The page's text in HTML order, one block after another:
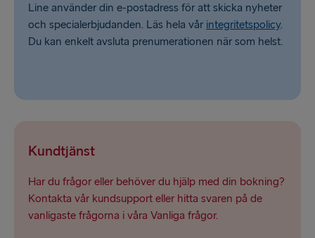
Line använder din e-postadress för att skicka nyheter
och specialerbjudanden. Läs hela vår integritetspolicy.
Du kan enkelt avsluta prenumerationen när som helst.
Kundtjänst
Har du frågor eller behöver du hjälp med din bokning?
Kontakta vår kundsupport eller hitta svaren på de
vanligaste frågorna i våra Vanliga frågor.